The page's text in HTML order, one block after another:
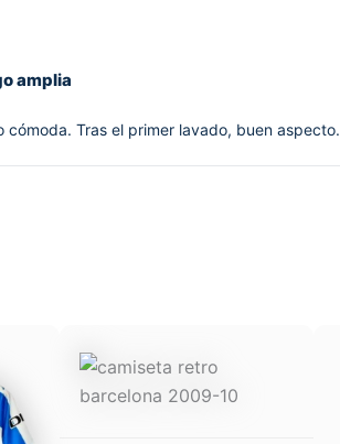
amplia
Tras el primer lavado, buen aspecto.